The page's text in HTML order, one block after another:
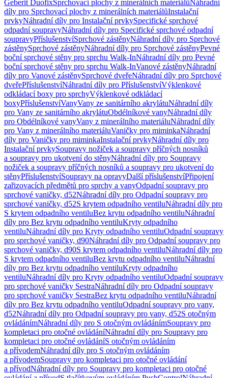
Geberit DuofixSprchovací plochy z minerálních materiálůNáhradní
díly pro Sprchovací plochy z minerálních materiálůInstalační
prvkyNáhradní díly pro Instalační prvkySpecifické sprchové
odpadní soupravyNáhradní díly pro Specifické sprchové odpadní
soupravyPříslušenstvíSprchové zástěnyNáhradní díly pro Sprchové
zástěnySprchové zástěnyNáhradní díly pro Sprchové zástěnyPevné
boční sprchové stěny pro sprchu Walk-InNáhradní díly pro Pevné
boční sprchové stěny pro sprchu Walk-InVanové zástěnyNáhradní
díly pro Vanové zástěnySprchové dveřeNáhradní díly pro Sprchové
dveřePříslušenstvíNáhradní díly pro PříslušenstvíVýklenkové
odkládací boxy pro sprchyVýklenkové odkládací
boxyPříslušenstvíVanyVany ze sanitárního akrylátuNáhradní díly
pro Vany ze sanitárního akrylátuObdélníkové vanyNáhradní díly
pro Obdélníkové vanyVany z minerálního materiáluNáhradní díly
pro Vany z minerálního materiáluVaničky pro miminkaNáhradní
díly pro Vaničky pro miminkaInstalační prvkyNáhradní díly pro
Instalační prvkySoupravy nožiček a soupravy příčných nosníků
a soupravy pro ukotvení do stěnyNáhradní díly pro Soupravy
nožiček a soupravy příčných nosníků a soupravy pro ukotvení do
stěnyPříslušenstvíSoupravy na opravyDalší příslušenstvíPřipojení
zařizovacích předmětů pro sprchy a vanyOdpadní soupravy pro
sprchové vaničky, d52Náhradní díly pro Odpadní soupravy pro
sprchové vaničky, d52S krytem odpadního ventiluNáhradní díly pro
S krytem odpadního ventiluBez krytu odpadního ventiluNáhradní
díly pro Bez krytu odpadního ventiluKryty odpadního
ventiluNáhradní díly pro Kryty odpadního ventiluOdpadní soupravy
pro sprchové vaničky, d90Náhradní díly pro Odpadní soupravy pro
sprchové vaničky, d90S krytem odpadního ventiluNáhradní díly pro
S krytem odpadního ventiluBez krytu odpadního ventiluNáhradní
díly pro Bez krytu odpadního ventiluKryty odpadního
ventiluNáhradní díly pro Kryty odpadního ventiluOdpadní soupravy
pro sprchové vaničky SestraNáhradní díly pro Odpadní soupravy
pro sprchové vaničky SestraBez krytu odpadního ventiluNáhradní
díly pro Bez krytu odpadního ventiluOdpadní soupravy pro vany,
d52Náhradní díly pro Odpadní soupravy pro vany, d52S otočným
ovládánímNáhradní díly pro S otočným ovládánímSoupravy pro
kompletaci pro otočné ovládáníNáhradní díly pro Soupravy pro
kompletaci pro otočné ovládáníS otočným ovládáním
a přívodemNáhradní díly pro S otočným ovládáním
a přívodemSoupravy pro kompletaci pro otočné ovládání
a přívodNáhradní díly pro Soupravy pro kompletaci pro otočné